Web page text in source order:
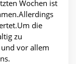
Wochen ist
die
zu
vor allem